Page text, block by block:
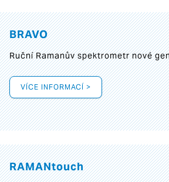
BRAVO
Ruční Ramanův spektrometr nové
VÍCE INFORMACÍ >
RAMANtouch